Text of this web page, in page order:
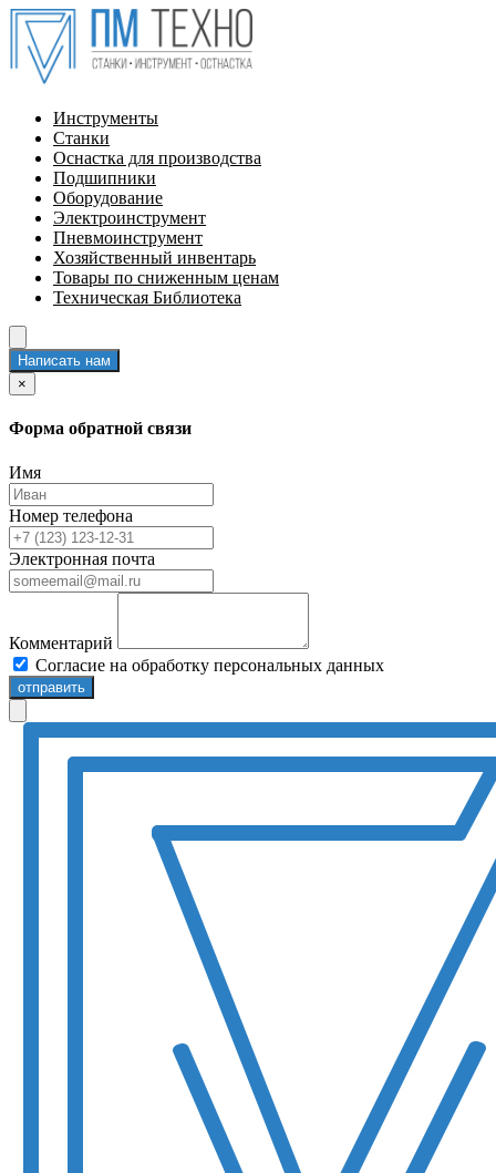
Инструменты
Станки
Оснастка для производства
Подшипники
Оборудование
Электроинструмент
Пневмоинструмент
Хозяйственный инвентарь
Товары по сниженным ценам
Техническая Библиотека
Написать нам
×
Форма обратной связи
Имя
Номер телефона
Электронная почта
Комментарий
Согласие на обработку персональных данных
отправить